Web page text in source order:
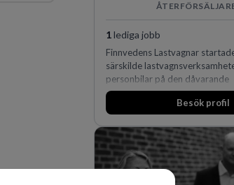
1lediga jobb
Finnvedens Lastvagnar
särskilde
personbilar på den dåvarande
huvudanläggningen i Värnamo.
man expanderat kraftigt
den största privata
Lastvagnar och finns
orter i södra Sverige.
Besök profil